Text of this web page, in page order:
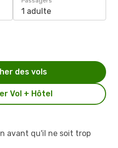
1 adulte
Vol + Hôtel
des vols
avant qu'il ne soit trop